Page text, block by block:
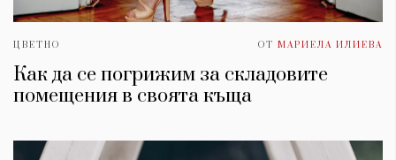
ЦВЕТНО ОТ МАРИЕЛА ИЛИЕВА
Как да се погрижим за складовите
помещения в своята къща